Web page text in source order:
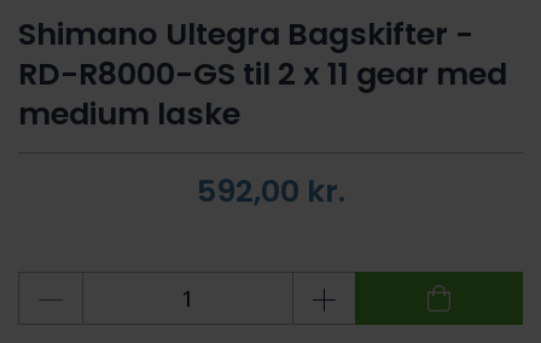
Shimano Ultegra Bagskifter -
RD-R8000-GS til 2 x 11 gear med
medium laske
592,00 kr.